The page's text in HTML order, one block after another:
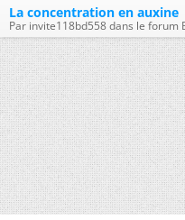
La concentration en auxine
Par invite118bd558 dans le forum